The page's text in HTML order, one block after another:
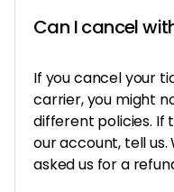
Can I cancel
If you cancel your
carrier, you might
different policies.
our account, tell us.
asked us for a